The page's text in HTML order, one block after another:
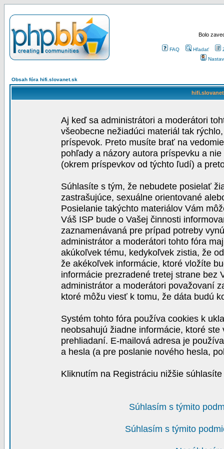
Bolo
FAQ Hľadať
Obsah fóra hifi.slovanet.sk
Aj keď sa administrátori a moderátori
všeobecne nežiadúci materiál tak
príspevok. Preto musíte brať na
pohľady a názory autora príspevku a
(okrem príspevkov od týchto ľudí) a
Súhlasíte s tým, že nebudete posielať
zastrašujúce, sexuálne orientované
Posielanie takýchto materiálov Vám
Váš ISP bude o Vašej činnosti
zaznamenávaná pre prípad potreby
administrátor a moderátori tohto fóra
akúkoľvek tému, kedykoľvek zistia, že
že akékoľvek informácie, ktoré vložíte
informácie prezradené tretej strane bez
administrátor a moderátori považovaní
ktoré môžu viesť k tomu, že dáta budú
Systém tohto fóra používa cookies k
neobsahujú žiadne informácie, ktoré
prehliadaní. E-mailová adresa je
a hesla (a pre poslanie nového hesla,
Kliknutím na Registráciu nižšie
Súhlasím s týmito
Súhlasím s týmito